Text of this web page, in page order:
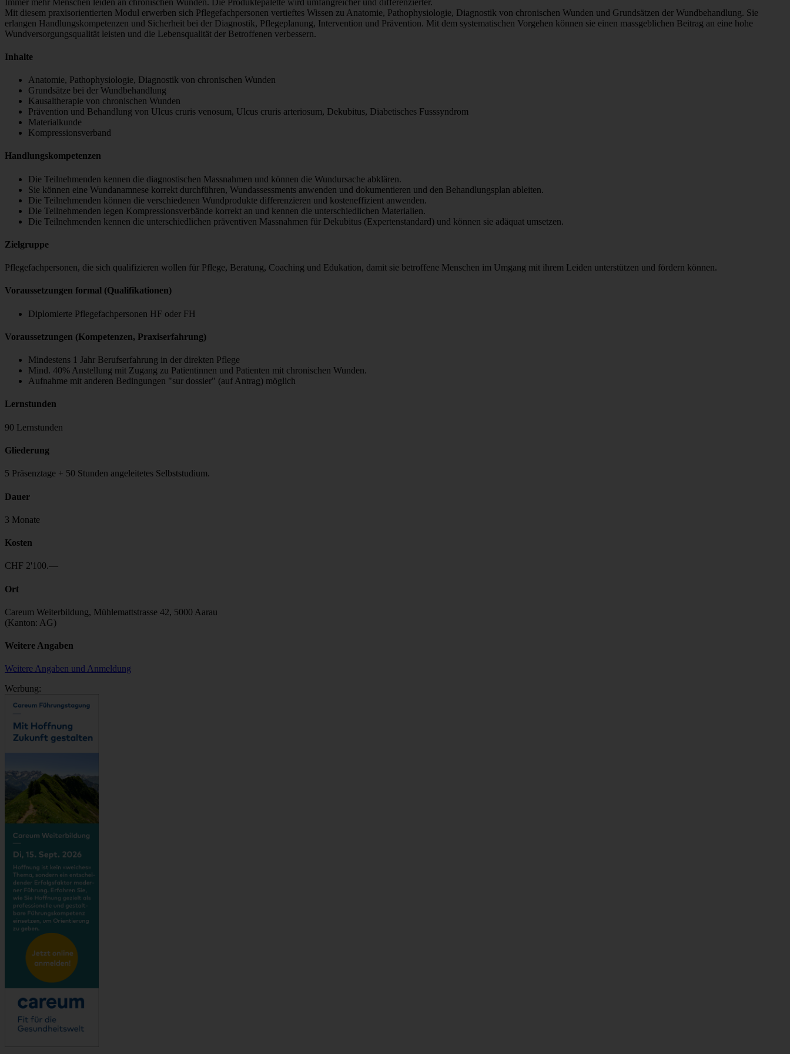
Mit diesem praxisorientierten Modul erwerben sich Pflegefachpersonen vertieftes Wissen zu Anatomie, Pathophysiologie, Diagnostik von chronischen Wunden und Grundsätzen der Wundbehandlung. Sie
erlangen Handlungskompetenzen und Sicherheit bei der Diagnostik, Pflegeplanung, Intervention und Prävention. Mit dem systematischen Vorgehen können sie einen massgeblichen Beitrag an eine hohe
Wundversorgungsqualität leisten und die Lebensqualität der Betroffenen verbessern.
Inhalte
Anatomie, Pathophysiologie, Diagnostik von chronischen Wunden
Grundsätze bei der Wundbehandlung
Kausaltherapie von chronischen Wunden
Prävention und Behandlung von Ulcus cruris venosum, Ulcus cruris arteriosum, Dekubitus, Diabetisches Fusssyndrom
Materialkunde
Kompressionsverband
Handlungskompetenzen
Die Teilnehmenden kennen die diagnostischen Massnahmen und können die Wundursache abklären.
Sie können eine Wundanamnese korrekt durchführen, Wundassessments anwenden und dokumentieren und den Behandlungsplan ableiten.
Die Teilnehmenden können die verschiedenen Wundprodukte differenzieren und kosteneffizient anwenden.
Die Teilnehmenden legen Kompressionsverbände korrekt an und kennen die unterschiedlichen Materialien.
Die Teilnehmenden kennen die unterschiedlichen präventiven Massnahmen für Dekubitus (Expertenstandard) und können sie adäquat umsetzen.
Zielgruppe
Pflegefachpersonen, die sich qualifizieren wollen für Pflege, Beratung, Coaching und Edukation, damit sie betroffene Menschen im Umgang mit ihrem Leiden unterstützen und fördern können.
Voraussetzungen formal (Qualifikationen)
Diplomierte Pflegefachpersonen HF oder FH
Voraussetzungen (Kompetenzen, Praxiserfahrung)
Mindestens 1 Jahr Berufserfahrung in der direkten Pflege
Mind. 40% Anstellung mit Zugang zu Patientinnen und Patienten mit chronischen Wunden.
Aufnahme mit anderen Bedingungen "sur dossier" (auf Antrag) möglich
Lernstunden
90 Lernstunden
Gliederung
5 Präsenztage + 50 Stunden angeleitetes Selbststudium.
Dauer
3 Monate
Kosten
CHF 2'100.—
Ort
Careum Weiterbildung, Mühlemattstrasse 42, 5000 Aarau
(Kanton: AG)
Weitere Angaben
Weitere Angaben und Anmeldung
Werbung: